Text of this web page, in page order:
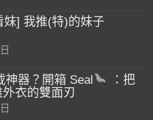
妹] 我推(特)的妹子
神器？開箱 Seal
：把
衣的雙面刃